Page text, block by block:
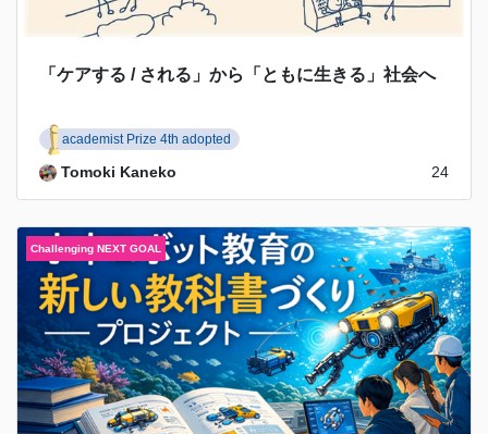
「ケアする / される」から「ともに生きる」社会へ
academist Prize 4th adopted
Tomoki Kaneko 24